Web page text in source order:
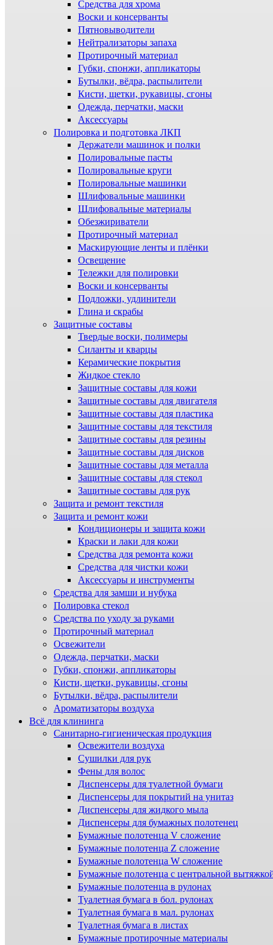
Средства для хрома
Воски и консерванты
Пятновыводители
Нейтрализаторы запаха
Протирочный материал
Губки, спонжи, аппликаторы
Бутылки, вёдра, распылители
Кисти, щетки, рукавицы, сгоны
Одежда, перчатки, маски
Аксессуары
Полировка и подготовка ЛКП
Держатели машинок и полки
Полировальные пасты
Полировальные круги
Полировальные машинки
Шлифовальные машинки
Шлифовальные материалы
Обезжириватели
Протирочный материал
Маскирующие ленты и плёнки
Освещение
Тележки для полировки
Воски и консерванты
Подложки, удлинители
Глина и скрабы
Защитные составы
Твердые воски, полимеры
Силанты и кварцы
Керамические покрытия
Жидкое стекло
Защитные составы для кожи
Защитные составы для двигателя
Защитные составы для пластика
Защитные составы для текстиля
Защитные составы для резины
Защитные составы для дисков
Защитные составы для металла
Защитные составы для стекол
Защитные составы для рук
Защита и ремонт текстиля
Защита и ремонт кожи
Кондиционеры и защита кожи
Краски и лаки для кожи
Средства для ремонта кожи
Средства для чистки кожи
Аксессуары и инструменты
Средства для замши и нубука
Полировка стекол
Средства по уходу за руками
Протирочный материал
Освежители
Одежда, перчатки, маски
Губки, спонжи, аппликаторы
Кисти, щетки, рукавицы, сгоны
Бутылки, вёдра, распылители
Ароматизаторы воздуха
Всё для клининга
Санитарно-гигиеническая продукция
Освежители воздуха
Сушилки для рук
Фены для волос
Диспенсеры для туалетной бумаги
Диспенсеры для покрытий на унитаз
Диспенсеры для жидкого мыла
Диспенсеры для бумажных полотенец
Бумажные полотенца V сложение
Бумажные полотенца Z сложение
Бумажные полотенца W сложение
Бумажные полотенца с центральной
Бумажные полотенца в рулонах
Туалетная бумага в бол. рулонах
Туалетная бумага в мал. рулонах
Туалетная бумага в листах
Бумажные протирочные материалы